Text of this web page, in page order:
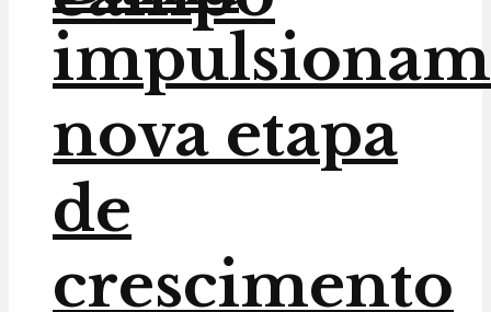
impulsionam
nova etapa
de
crescimento